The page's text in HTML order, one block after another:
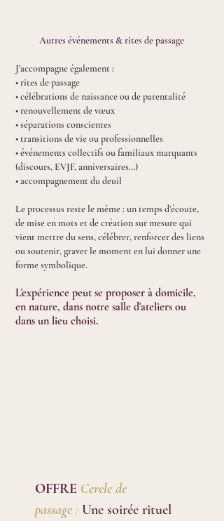
Autres événements & rites de passage
J’accompagne également :
• rites de passage
• célébrations de naissance ou de parentalité
• renouvellement de vœux
• séparations conscientes
• transitions de vie ou professionnelles
• événements collectifs ou familiaux marquants
(discours, EVJF, anniversaires…)
• accompagnement du deuil
Le processus reste le même : un temps d’écoute,
de mise en mots et de création sur mesure qui
vient mettre du sens, célébrer, renforcer des liens
ou soutenir, graver le moment en lui donner une
forme symbolique.
L'expérience peut se proposer à domicile,
en nature, dans notre salle d'ateliers ou
dans un lieu choisi.
OFFRE Cercle de
passage : Une soirée rituel